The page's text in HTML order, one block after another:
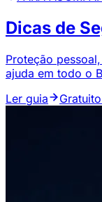
Dicas de
Proteção
ajuda em todo o
Ler guia